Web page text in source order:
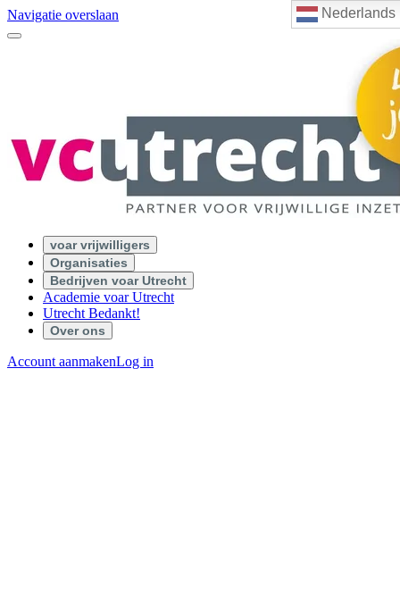
Nederlands
Navigatie overslaan
voar vrijwilligers
Organisaties
Bedrijven voar Utrecht
Academie voar Utrecht
Utrecht Bedankt!
Over ons
Account aanmakenLog in